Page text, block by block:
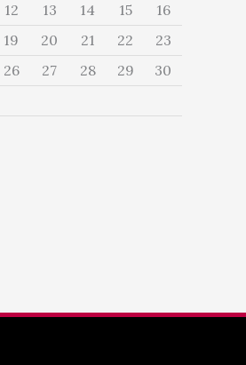
12 13 14 15
16
19 20 21 22
23
26 27 28 29
30